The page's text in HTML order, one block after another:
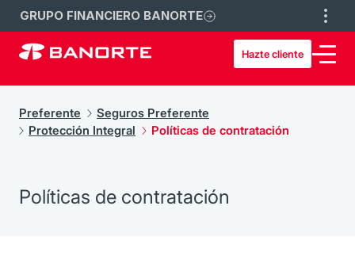
GRUPO FINANCIERO BANORTE
Hazte cliente
Preferente
Seguros Preferente
Protección Integral
Políticas de contratación
Políticas de contratación